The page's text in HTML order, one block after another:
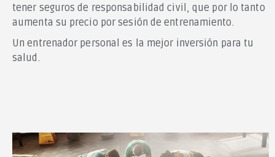
tener seguros de responsabilidad civil, que por lo tanto
aumenta su precio por sesión de entrenamiento.
Un entrenador personal es la mejor inversión para tu
salud.